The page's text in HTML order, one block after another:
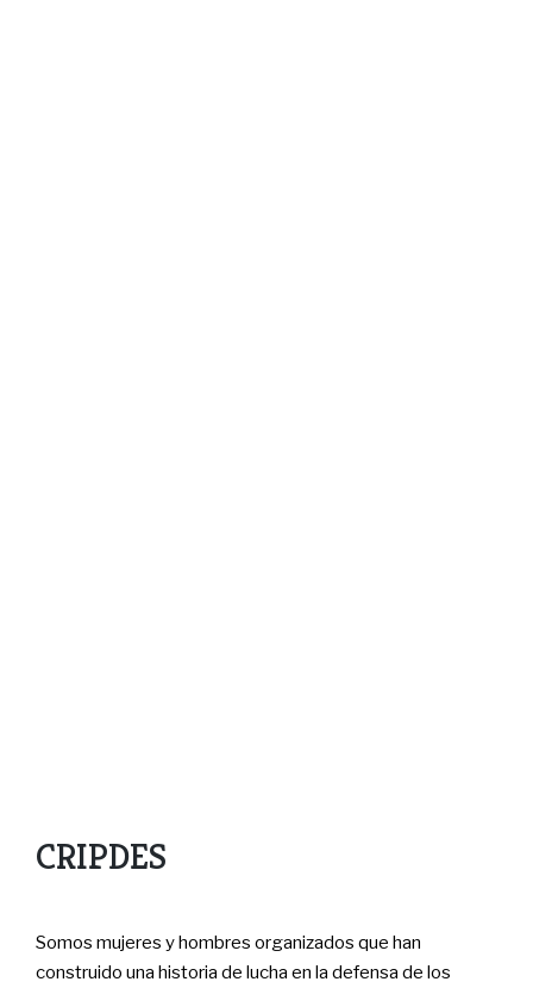
CRIPDES
Somos mujeres y hombres organizados que han
construido una historia de lucha en la defensa de los